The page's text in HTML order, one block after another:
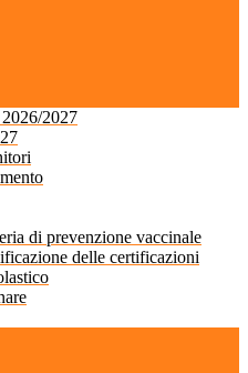
2027
di prevenzione vaccinale
delle certificazioni